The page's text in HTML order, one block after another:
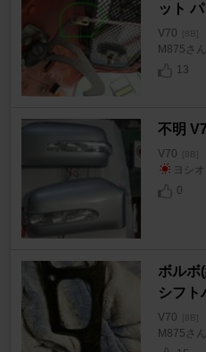
ット
V70 [8B]
M875さん
13
不明
V70 [8B]
ヨシオ
0
ボルボ
シフト
V70 [8B]
M875さん